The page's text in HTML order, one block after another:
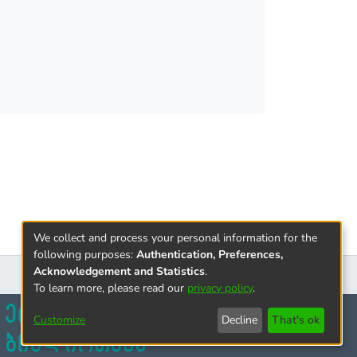
„გადახდის“
ხდება თუ არა და
იქნეს სანაცვლო
წარმოშობს
ამიტომაც დასადგენია,
სამართალი,
შემოღება.
We collect and process your personal information for the
following purposes: Authentication, Preferences,
Acknowledgement and Statistics.
To learn more, please read our privacy policy.
Customize Decline That's ok